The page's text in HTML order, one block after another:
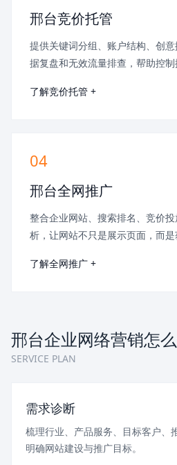
邢台竞价托管
提供关键词分组、账户结构、创
据复盘和无效流量排查，帮助控制
了解竞价托管 +
04
邢台全网推广
整合企业网站、搜索排名、竞价
析，让网站不只是展示页面，而是
了解全网推广 +
邢台企业网络营销怎
SERVICE PLAN
需求诊断
梳理行业、产品服务、目标客户、
明确网站建设与推广目标。